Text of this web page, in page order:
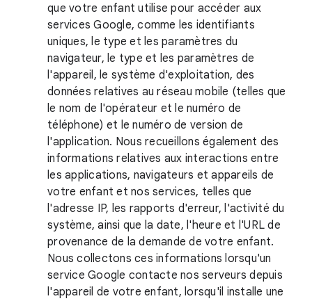
que votre enfant utilise pour accéder aux
services Google, comme les identifiants
uniques, le type et les paramètres du
navigateur, le type et les paramètres de
l'appareil, le système d'exploitation, des
données relatives au réseau mobile (telles que
le nom de l'opérateur et le numéro de
téléphone) et le numéro de version de
l'application. Nous recueillons également des
informations relatives aux interactions entre
les applications, navigateurs et appareils de
votre enfant et nos services, telles que
l'adresse IP, les rapports d'erreur, l'activité du
système, ainsi que la date, l'heure et l'URL de
provenance de la demande de votre enfant.
Nous collectons ces informations lorsqu'un
service Google contacte nos serveurs depuis
l'appareil de votre enfant, lorsqu'il installe une